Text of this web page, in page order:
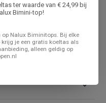
ter waarde van € 24,99 bij
Bimini-top!
Nalux Biminitops. Bij elke
je een gratis koeltas als
alleen geldig op